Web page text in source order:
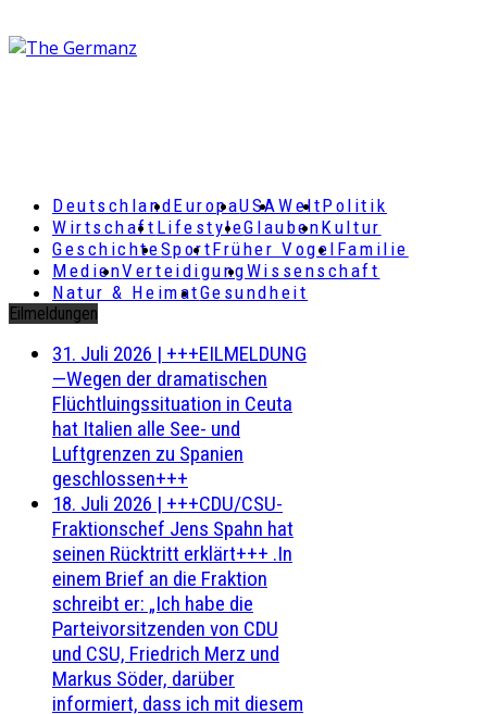
DeutschlandEuropaUSAWeltPolitik
Wirtschaft LifestyleGlaubenKultur
GeschichteSportFrüher Vogel Familie
MedienVerteidigungWissenschaft
Natur & HeimatGesundheit
Eilmeldungen
31. Juli 2026 | +++EILMELDUNG
—Wegen der dramatischen
Flüchtluingssituation in Ceuta
hat Italien alle See- und
Luftgrenzen zu Spanien
geschlossen+++
18. Juli 2026 | +++CDU/CSU-
Fraktionschef Jens Spahn hat
seinen Rücktritt erklärt+++ .In
einem Brief an die Fraktion
schreibt er: „Ich habe die
Parteivorsitzenden von CDU
und CSU, Friedrich Merz und
Markus Söder, darüber
informiert, dass ich mit diesem